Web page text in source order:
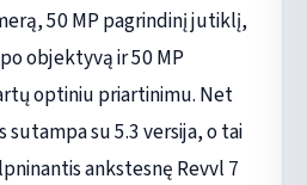
50 MP pagrindinį jutiklį,
objektyvą ir 50 MP
optiniu priartinimu. Net
su 5.3 versija, o tai
ankstesnę Revvl 7